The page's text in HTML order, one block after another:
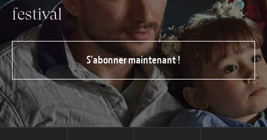
festival
S’abonner maintenant !